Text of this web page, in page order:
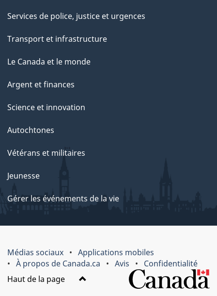
Services de police, justice et urgences
Transport et infrastructure
Le Canada et le monde
Argent et finances
Science et innovation
Autochtones
Vétérans et militaires
Jeunesse
Gérer les événements de la vie
Médias sociaux
Applications mobiles
À propos de Canada.ca
Avis
Confidentialité
Haut de la page